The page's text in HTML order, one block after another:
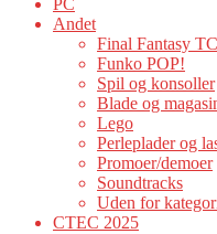
PC
Andet
Final Fantasy
Funko POP!
Spil og konsoller
Blade og
Lego
Perleplader og
Promoer/demoer
Soundtracks
Uden for
CTEC 2025